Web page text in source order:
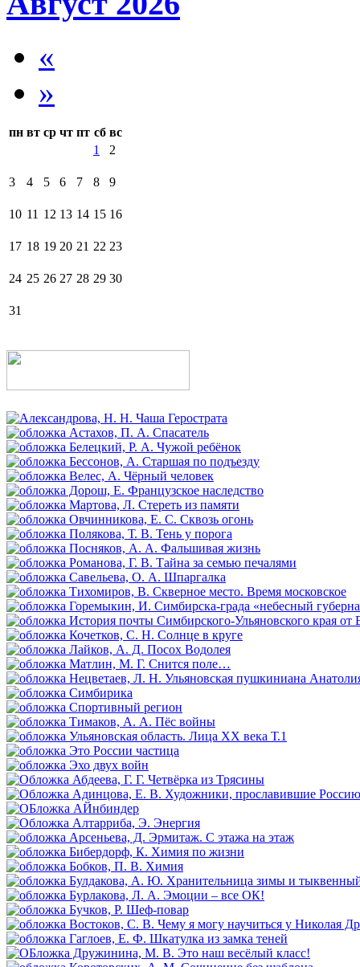
«
»
пн вт ср чт пт сб вс
1
2
3 4 5 6 7 8 9
10 11 12 13 14 15 16
17 18 19 20 21 22 23
24 25 26 27 28 29 30
31